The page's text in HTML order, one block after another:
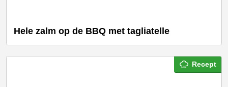
Hele zalm op de BBQ met tagliatelle
Recept